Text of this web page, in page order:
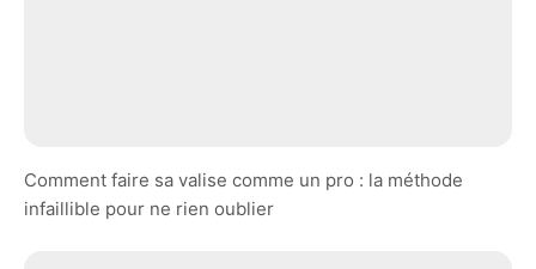
Comment faire sa valise comme un pro : la méthode
infaillible pour ne rien oublier